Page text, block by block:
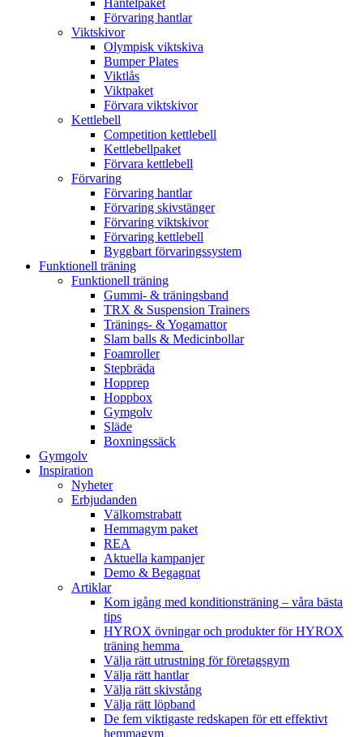
Hantelpaket
Förvaring hantlar
Viktskivor
Olympisk viktskiva
Bumper Plates
Viktlås
Viktpaket
Förvara viktskivor
Kettlebell
Competition kettlebell
Kettlebellpaket
Förvara kettlebell
Förvaring
Förvaring hantlar
Förvaring skivstänger
Förvaring viktskivor
Förvaring kettlebell
Byggbart förvaringssystem
Funktionell träning
Funktionell träning
Gummi- & träningsband
TRX & Suspension Trainers
Tränings- & Yogamattor
Slam balls & Medicinbollar
Foamroller
Stepbräda
Hopprep
Hoppbox
Gymgolv
Släde
Boxningssäck
Gymgolv
Inspiration
Nyheter
Erbjudanden
Välkomstrabatt
Hemmagym paket
REA
Aktuella kampanjer
Demo & Begagnat
Artiklar
Kom igång med konditionsträning – våra bästa
tips
HYROX övningar och produkter för HYROX
träning hemma
Välja rätt utrustning för företagsgym
Välja rätt hantlar
Välja rätt skivstång
Välja rätt löpband
De fem viktigaste redskapen för ett effektivt
hemmagym